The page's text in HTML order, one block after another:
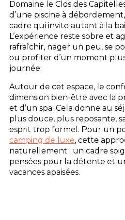
Domaine le Clos des
d’une piscine à
cadre qui invite autant à la
L’expérience reste sobre et
rafraîchir, nager un peu, se
ou profiter d’un moment
journée.
Autour de cet espace, le
dimension bien-être avec la
et d’un spa. Cela donne au
plus douce, plus reposante,
esprit trop formel. Pour un
camping de luxe, cette
naturellement : un cadre
pensées pour la détente et
vacances apaisées.